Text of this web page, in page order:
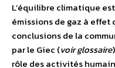
L’équilibre climatique
émissions de gaz à effet
conclusions de la
par le Giec (voir glossaire
rôle des activités